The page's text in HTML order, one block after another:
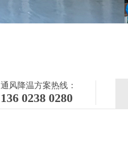
通风降温方案热线：
136 0238 0280